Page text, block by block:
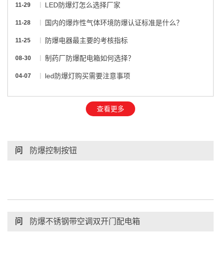
11-29 LED防爆灯怎么选择厂家
11-28 国内的爆炸性气体环境防爆认证标准是什么？
11-25 防爆电器最主要的考核指标
08-30 制药厂防爆配电箱如何选择？
04-07 led防爆灯购买需要注意事项
查看更多
问 防爆控制按钮
问 防爆不锈钢带空调双开门配电箱